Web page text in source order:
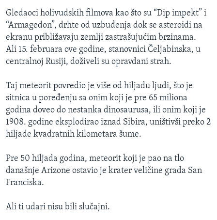
Gledaoci holivudskih filmova kao što su “Dip impekt” i
“Armagedon”, drhte od uzbuđenja dok se asteroidi na
ekranu približavaju zemlji zastrašujućim brzinama.
Ali 15. februara ove godine, stanovnici Čeljabinska, u
centralnoj Rusiji, doživeli su opravdani strah.
Taj meteorit povredio je više od hiljadu ljudi, što je
sitnica u poređenju sa onim koji je pre 65 miliona
godina doveo do nestanka dinosaurusa, ili onim koji je
1908. godine eksplodirao iznad Sibira, uništivši preko 2
hiljade kvadratnih kilometara šume.
Pre 50 hiljada godina, meteorit koji je pao na tlo
današnje Arizone ostavio je krater veličine grada San
Franciska.
Ali ti udari nisu bili slučajni.